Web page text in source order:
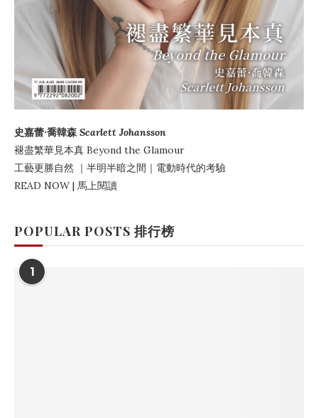
史嘉蕾·喬韓森 Scarlett Johansson
褪盡繁華見本真 Beyond the Glamour
工藝更勝自然 ｜ 半明半暗之間 ｜電動時代的考驗
READ NOW | 馬上閱讀
POPULAR POSTS 排行榜
1